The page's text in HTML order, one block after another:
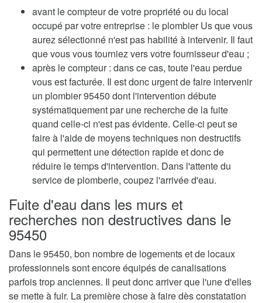
avant le compteur de votre propriété ou du local
occupé par votre entreprise : le plombier Us que vous
aurez sélectionné n'est pas habilité à intervenir. Il faut
que vous vous tourniez vers votre fournisseur d'eau ;
après le compteur : dans ce cas, toute l'eau perdue
vous est facturée. Il est donc urgent de faire intervenir
un plombier 95450 dont l'intervention débute
systématiquement par une recherche de la fuite
quand celle-ci n'est pas évidente. Celle-ci peut se
faire à l'aide de moyens techniques non destructifs
qui permettent une détection rapide et donc de
réduire le temps d'intervention. Dans l'attente du
service de plomberie, coupez l'arrivée d'eau.
Fuite d'eau dans les murs et
recherches non destructives dans le
95450
Dans le 95450, bon nombre de logements et de locaux
professionnels sont encore équipés de canalisations
parfois trop anciennes. Il peut donc arriver que l'une d'elles
se mette à fuir. La première chose à faire dès constatation